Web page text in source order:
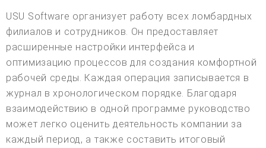
USU Software организует работу всех ломбардных
филиалов и сотрудников. Он предоставляет
расширенные настройки интерфейса и
оптимизацию процессов для создания комфортной
рабочей среды. Каждая операция записывается в
журнал в хронологическом порядке. Благодаря
взаимодействию в одной программе руководство
может легко оценить деятельность компании за
каждый период, а также составить итоговый